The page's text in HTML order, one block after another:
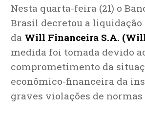
Nesta quarta-feira (21) o
Brasil decretou a
da Will Financeira S.A.
medida foi tomada devido
comprometimento da
econômico-financeira da
graves violações de